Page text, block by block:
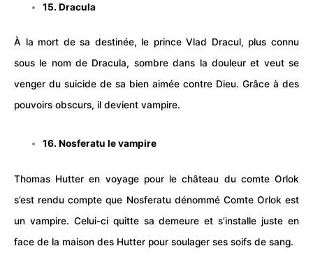
15. Dracula
À la mort de sa destinée, le prince Vlad Dracul, plus connu
sous le nom de Dracula, sombre dans la douleur et veut se
venger du suicide de sa bien aimée contre Dieu. Grâce à des
pouvoirs obscurs, il devient vampire.
16. Nosferatu le vampire
Thomas Hutter en voyagepour lechâteau du comte Orlok
s’est rendu compte que Nosferatu dénommé Comte Orlok est
un vampire. Celui-ci quitte sa demeure et s’installe juste en
face de la maison des Hutter pour soulager ses soifs de sang.